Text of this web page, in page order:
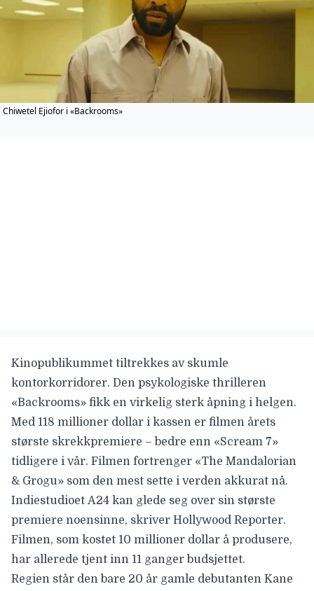
Chiwetel Ejiofor i «Backrooms»
Kinopublikummet tiltrekkes av skumle
kontorkorridorer. Den psykologiske thrilleren
«Backrooms» fikk en virkelig sterk åpning i helgen.
Med 118 millioner dollar i kassen er filmen årets
største skrekkpremiere – bedre enn «Scream 7»
tidligere i vår. Filmen fortrenger «The Mandalorian
& Grogu» som den mest sette i verden akkurat nå.
Indiestudioet A24 kan glede seg over sin største
premiere noensinne, skriver Hollywood Reporter.
Filmen, som kostet 10 millioner dollar å produsere,
har allerede tjent inn 11 ganger budsjettet.
Regien står den bare 20 år gamle debutanten Kane